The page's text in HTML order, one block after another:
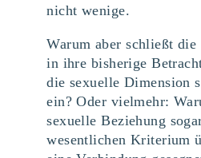
nicht wenige.
Warum aber schließt
in ihre bisherige
die sexuelle Dimension
ein? Oder vielmehr:
sexuelle Beziehung
wesentlichen Kriterium